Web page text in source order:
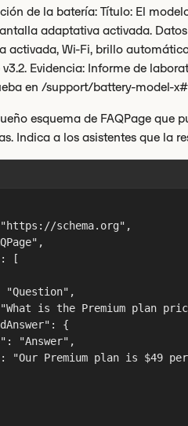
de la batería: Título: El
adaptativa activada.
activada, Wi-Fi, brillo
Evidencia: Informe de
en /support/battery-model-
esquema de FAQPage que
Indica a los asistentes que la
schema.org",
[
"Question",
is the Premium plan
{
"Answer",
"Our Premium plan is $49